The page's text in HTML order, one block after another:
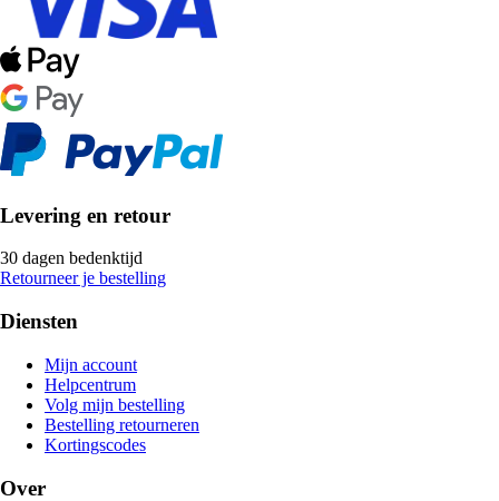
Levering en retour
30 dagen bedenktijd
Retourneer je bestelling
Diensten
Mijn account
Helpcentrum
Volg mijn bestelling
Bestelling retourneren
Kortingscodes
Over